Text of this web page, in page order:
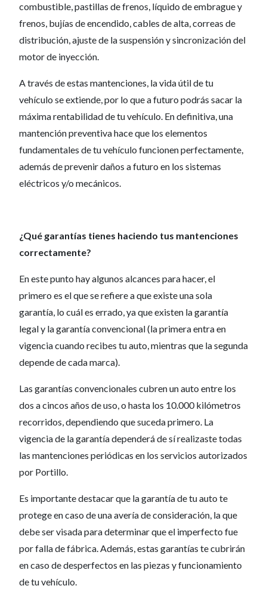
combustible, pastillas de frenos, líquido de embrague y
frenos, bujías de encendido, cables de alta, correas de
distribución, ajuste de la suspensión y sincronización del
motor de inyección.
A través de estas mantenciones, la vida útil de tu
vehículo se extiende, por lo que a futuro podrás sacar la
máxima rentabilidad de tu vehículo. En definitiva, una
mantención preventiva hace que los elementos
fundamentales de tu vehículo funcionen perfectamente,
además de prevenir daños a futuro en los sistemas
eléctricos y/o mecánicos.
¿Qué garantías tienes haciendo tus mantenciones
correctamente?
En este punto hay algunos alcances para hacer, el
primero es el que se refiere a que existe una sola
garantía, lo cuál es errado, ya que existen la garantía
legal y la garantía convencional (la primera entra en
vigencia cuando recibes tu auto, mientras que la segunda
depende de cada marca).
Las garantías convencionales cubren un auto entre los
dos a cincos años de uso, o hasta los 10.000 kilómetros
recorridos, dependiendo que suceda primero. La
vigencia de la garantía dependerá de sí realizaste todas
las mantenciones periódicas en los servicios autorizados
por Portillo.
Es importante destacar que la garantía de tu auto te
protege en caso de una avería de consideración, la que
debe ser visada para determinar que el imperfecto fue
por falla de fábrica. Además, estas garantías te cubrirán
en caso de desperfectos en las piezas y funcionamiento
de tu vehículo.